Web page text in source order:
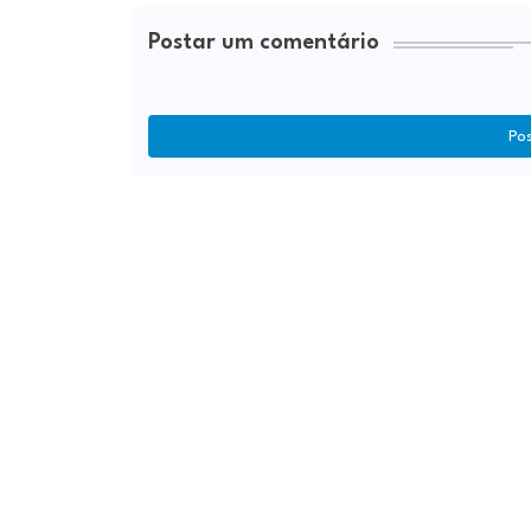
Postar um comentário